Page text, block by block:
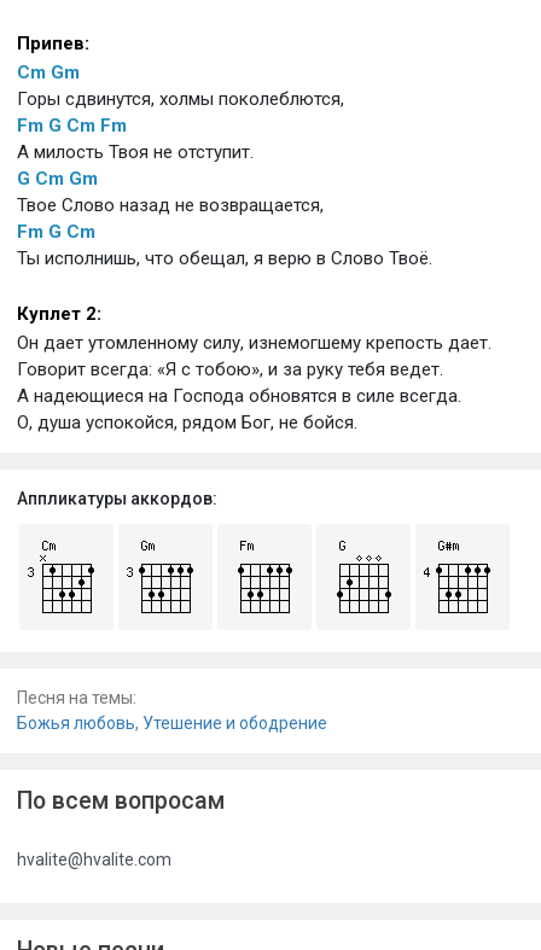
Припев:
Cm Gm
Горы сдвинутся, холмы поколеблются,
Fm G Cm Fm
А милость Твоя не отступит.
G Cm Gm
Твое Слово назад не возвращается,
Fm G Cm
Ты исполнишь, что обещал, я верю в Слово Твоё.
Куплет 2:
Он дает утомленному силу, изнемогшему крепость дает.
Говорит всегда: «Я с тобою», и за руку тебя ведет.
А надеющиеся на Господа обновятся в силе всегда.
О, душа успокойся, рядом Бог, не бойся.
Аппликатуры аккордов:
Песня на темы:
Божья любовь, Утешение и ободрение
По всем вопросам
hvalite@hvalite.com